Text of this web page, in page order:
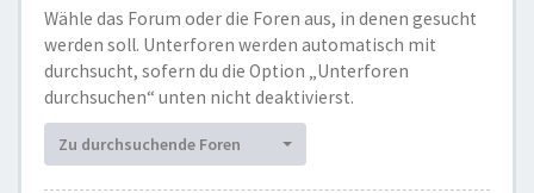
Wähle das Forum oder die Foren aus, in denen gesucht
werden soll. Unterforen werden automatisch mit
durchsucht, sofern du die Option „Unterforen
durchsuchen“ unten nicht deaktivierst.
Zu durchsuchende Foren